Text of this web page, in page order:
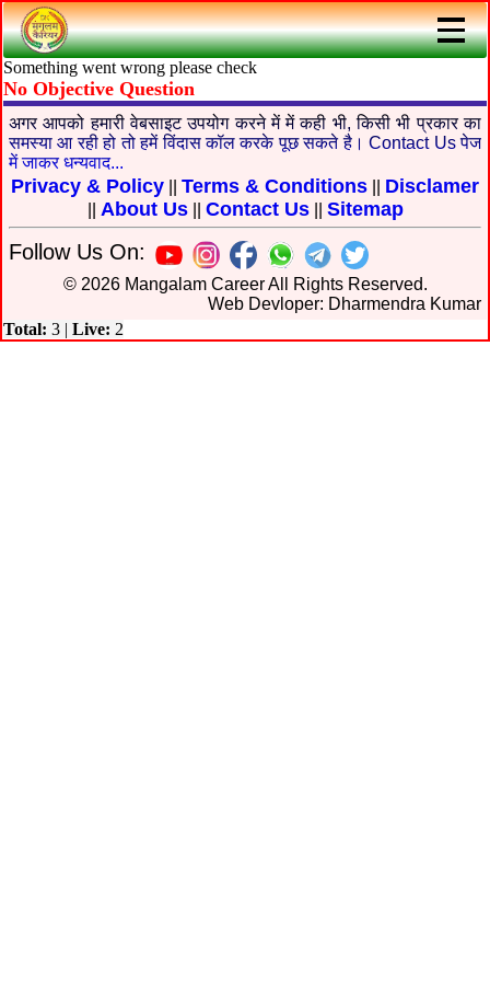
Something went wrong please check
No Objective Question
अगर आपको हमारी वेबसाइट उपयोग करने में में कही भी, किसी भी प्रकार का
समस्या आ रही हो तो हमें विंदास कॉल करके पूछ सकते है। Contact Us पेज
में जाकर धन्यवाद...
Privacy & Policy Terms & Conditions Disclamer
About Us|| Contact Us|| Sitemap
Follow Us On:
© 2026 Mangalam Career All Rights Reserved.
Web Devloper: Dharmendra Kumar
Total: 3 | Live: 2